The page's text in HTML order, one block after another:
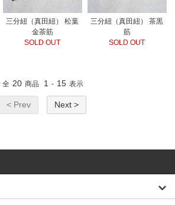
三分紐（真田紐） 松葉
金茶筋
SOLD OUT
三分紐（真田紐） 茶黒
筋
SOLD OUT
全 20 商品 1 - 15 表示
< Prev Next >